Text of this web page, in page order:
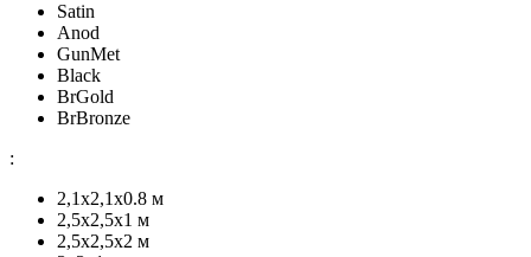
Satin
Anod
GunMet
Black
BrGold
BrBronze
:
2,1x2,1х0.8 м
2,5x2,5х1 м
2,5х2,5х2 м